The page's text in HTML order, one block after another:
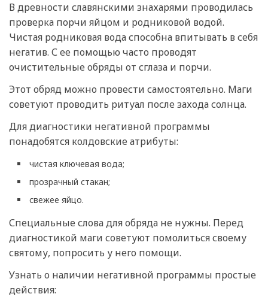
В древности славянскими знахарями проводилась
проверка порчи яйцом и родниковой водой.
Чистая родниковая вода способна впитывать в себя
негатив. С ее помощью часто проводят
очистительные обряды от сглаза и порчи.
Этот обряд можно провести самостоятельно. Маги
советуют проводить ритуал после захода солнца.
Для диагностики негативной программы
понадобятся колдовские атрибуты:
чистая ключевая вода;
прозрачный стакан;
свежее яйцо.
Специальные слова для обряда не нужны. Перед
диагностикой маги советуют помолиться своему
святому, попросить у него помощи.
Узнать о наличии негативной программы простые
действия: